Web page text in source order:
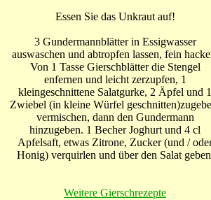
Essen Sie das Unkraut auf!
3 Gundermannblätter in Essigwasser
auswaschen und abtropfen lassen, fein
Von 1 Tasse Gierschblätter die Stengel
enfernen und leicht zerzupfen, 1
kleingeschnittene Salatgurke, 2 Äpfel und 1
Zwiebel (in kleine Würfel
vermischen, dann den Gundermann
hinzugeben. 1 Becher Joghurt und 4 cl
Apfelsaft, etwas Zitrone, Zucker (und /
Honig) verquirlen und über den Salat
Weitere Gierschrezepte